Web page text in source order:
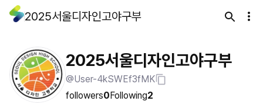
2025서울디자인고야구부
2025서울디자인고야구부
@User-4kSWEf3fMK
followers0Following2